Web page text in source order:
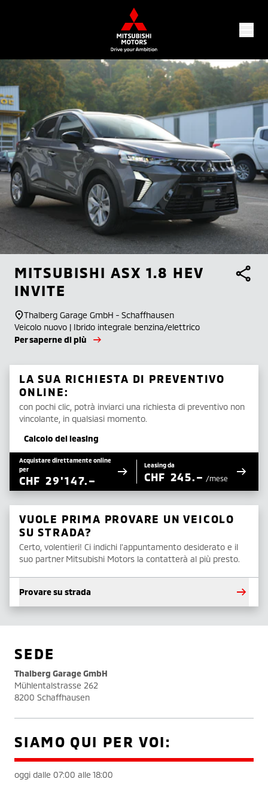
MITSUBISHI ASX 1.8 HEV
INVITE
Thalberg Garage GmbH - Schaffhausen
Veicolo nuovo | Ibrido integrale benzina/elettrico
Per saperne di più
LA SUA RICHIESTA DI PREVENTIVO
ONLINE:
con pochi clic, potrà inviarci una richiesta di preventivo non
vincolante, in qualsiasi momento.
Calcolo del leasing
Acquistare direttamente online
per
CHF 29'147.–
Leasing da
CHF 245.– /mese
VUOLE PRIMA PROVARE UN VEICOLO
SU STRADA?
Certo, volentieri! Ci indichi l'appuntamento desiderato e il
suo partner Mitsubishi Motors la contatterà al più presto.
Provare su strada
SEDE
Thalberg Garage GmbH
Mühlentalstrasse 262
8200 Schaffhausen
SIAMO QUI PER VOI:
oggi dalle 07:00 alle 18:00